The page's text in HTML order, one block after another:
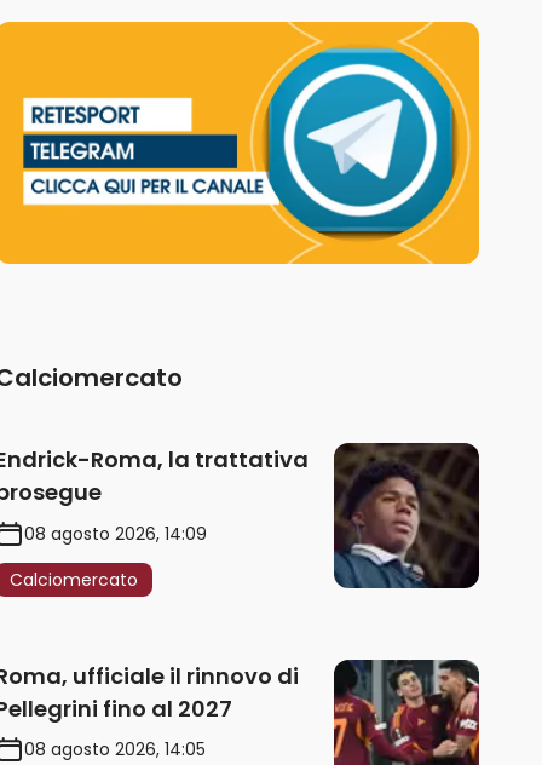
Roma, la trattativa
08 agosto 2026, 14:09
Calciomercato
ufficiale il rinnovo di
fino al 2027
08 agosto 2026, 14:05